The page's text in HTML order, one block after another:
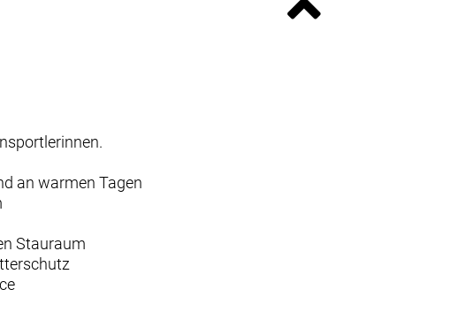
an warmen Tagen
Stauraum